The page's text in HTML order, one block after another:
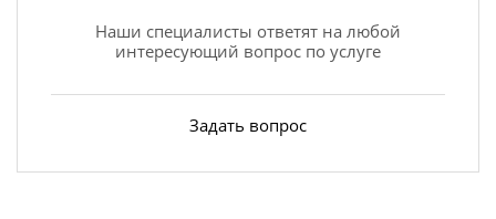
Наши специалисты ответят на любой
интересующий вопрос по услуге
Задать вопрос